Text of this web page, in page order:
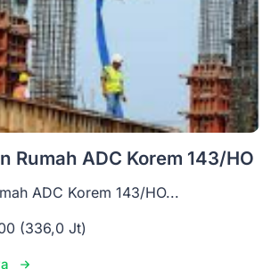
Rumah ADC Korem 143/HO
ADC Korem 143/HO...
(336,0 Jt)